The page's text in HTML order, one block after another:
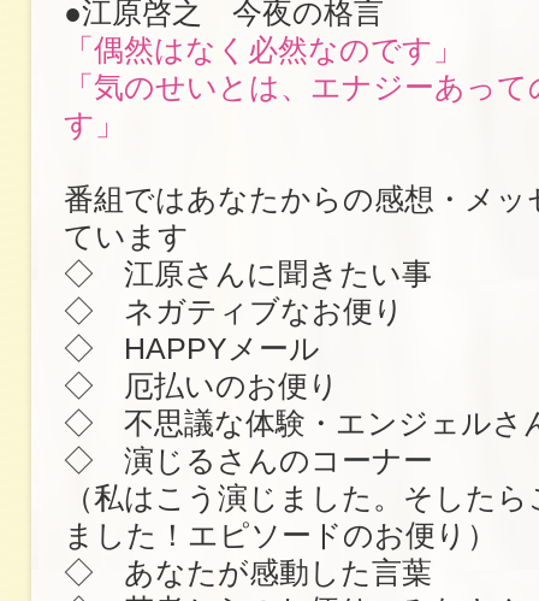
●江原啓之 今夜の格言
「偶然はなく必然なのです」
「気のせいとは、エナジーあっ
す」
番組ではあなたからの感想・メッ
ています
◇ 江原さんに聞きたい事
◇ ネガティブなお便り
◇ HAPPYメール
◇ 厄払いのお便り
◇ 不思議な体験・エンジェルさ
◇ 演じるさんのコーナー
（私はこう演じました。そした
ました！エピソードのお便り）
◇ あなたが感動した言葉